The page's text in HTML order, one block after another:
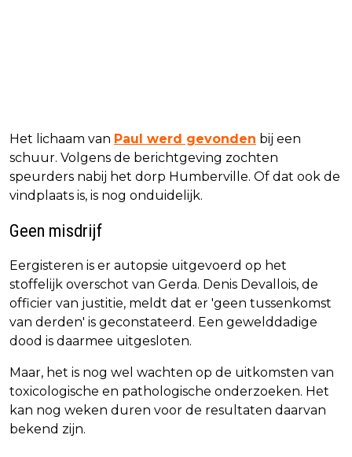
Het lichaam van Paul werd gevonden bij een
schuur. Volgens de berichtgeving zochten
speurders nabij het dorp Humberville. Of dat ook de
vindplaats is, is nog onduidelijk.
Geen misdrijf
Eergisteren is er autopsie uitgevoerd op het
stoffelijk overschot van Gerda. Denis Devallois, de
officier van justitie, meldt dat er 'geen tussenkomst
van derden' is geconstateerd. Een gewelddadige
dood is daarmee uitgesloten.
Maar, het is nog wel wachten op de uitkomsten van
toxicologische en pathologische onderzoeken. Het
kan nog weken duren voor de resultaten daarvan
bekend zijn.